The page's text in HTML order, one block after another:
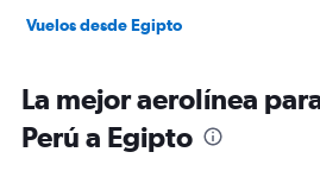
Vuelos desde Egipto
La mejor aerolínea
Perú a Egipto